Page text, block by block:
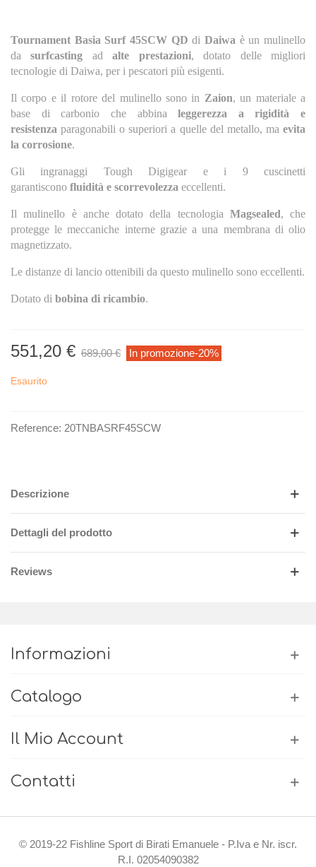
Tournament Basia Surf 45SCW QD diDaiwa è un mulinello
dasurfcasting adalte prestazioni, dotato delle migliori
tecnologie di Daiwa, per i pescatori più esigenti.
Il corpo e il rotore del mulinello sono in Zaion, un materiale a
base di carbonio che abbina leggerezza a rigidità e
resistenza paragonabili o superiori a quelle del metallo, ma evita
la corrosione.
Gli ingranaggi Tough Digigear e i 9 cuscinetti
garantiscono fluidità e scorrevolezza eccellenti.
Il mulinello è anche dotato della tecnologia Magsealed, che
protegge le meccaniche interne grazie a una membrana di olio
magnetizzato.
Le distanze di lancio ottenibili da questo mulinello sono eccellenti.
Dotato di bobina di ricambio.
551,20 € 689,00 € In promozione-20%
Esaurito
Reference: 20TNBASRF45SCW
Descrizione
Dettagli del prodotto
Reviews
Informazioni
Catalogo
Il Mio Account
Contatti
© 2019-22 Fishline Sport di Birati Emanuele - P.Iva e Nr. iscr.
R.I. 02054090382